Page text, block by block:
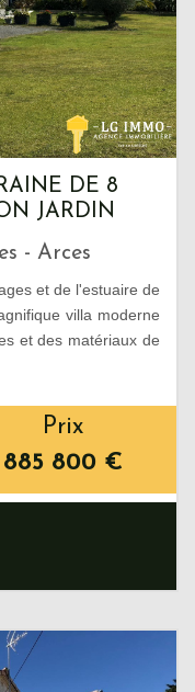
DE 8
JARDIN
- Arces
et de l'estuaire de
villa moderne
et des matériaux de
Prix
885 800 €